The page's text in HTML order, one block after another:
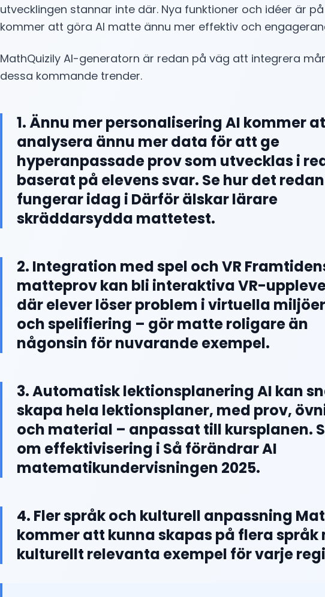
utvecklingen stannar inte där. Nya funktioner och idéer är
kommer att göra AI matte ännu mer effektiv och
MathQuizily AI-generatorn är redan på väg att integrera
dessa kommande trender.
1. Ännu mer personalisering AI kommer
analysera ännu mer data för att ge
hyperanpassade prov som utvecklas i
baserat på elevens svar. Se hur det redan
fungerar idag i Därför älskar lärare
skräddarsydda mattetest.
2. Integration med spel och VR
matteprov kan bli interaktiva VR-
där elever löser problem i virtuella
och spelifiering – gör matte roligare än
någonsin för nuvarande exempel.
3. Automatisk lektionsplanering AI kan
skapa hela lektionsplaner, med prov,
och material – anpassat till kursplanen.
om effektivisering i Så förändrar AI
matematikundervisningen 2025.
4. Fler språk och kulturell anpassning
kommer att kunna skapas på flera språk
kulturellt relevanta exempel för varje